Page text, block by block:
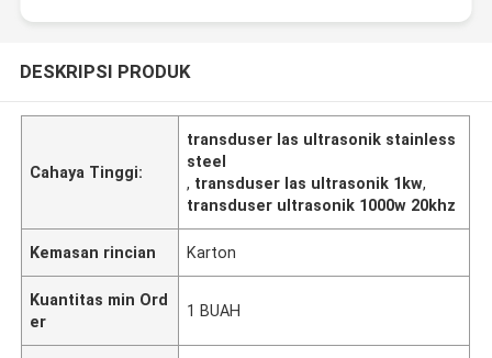
DESKRIPSI PRODUK
Cahaya Tinggi:
transduser las ultrasonik stainless
steel
, transduser las ultrasonik 1kw,
transduser ultrasonik 1000w 20khz
Kemasan rincian Karton
Kuantitas min Ord
er
1 BUAH